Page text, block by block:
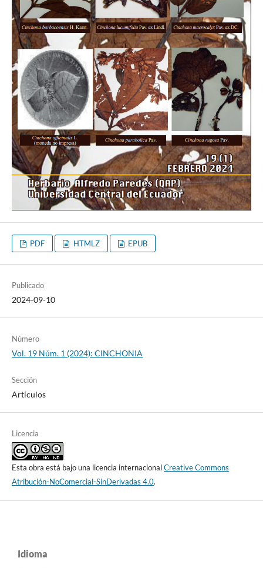
PDF HTMLZ EPUB
Publicado
2024-09-10
Número
Vol. 19 Núm. 1 (2024): CINCHONIA
Sección
Artículos
Licencia
Esta obra está bajo una licencia internacionalCreative Commons
Atribución-NoComercial-SinDerivadas 4.0.
Idioma